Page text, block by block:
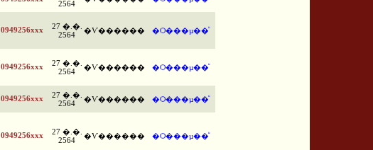
2564
0949256xxx
27 �.�.
2564
�Ѵ������ �Ѻ���µ��ͧ
0949256xxx
27 �.�.
2564
�Ѵ������ �Ѻ���µ��ͧ
0949256xxx
27 �.�.
2564
�Ѵ������ �Ѻ���µ��ͧ
0949256xxx
27 �.�.
2564
�Ѵ������ �Ѻ���µ��ͧ